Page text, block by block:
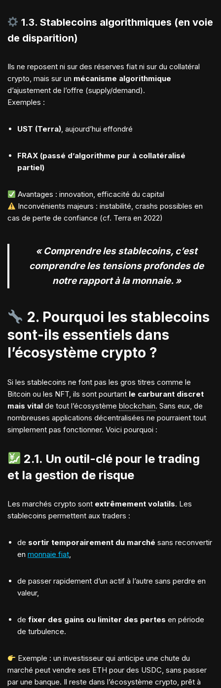
1.3. Stablecoins algorithmiques (en voie
de disparition)
Ils ne reposent ni sur des réserves fiat ni sur du collatéral
crypto, mais sur un mécanisme algorithmique
d’ajustement de l’offre (supply/demand).
Exemples :
UST (Terra), aujourd’hui effondré
FRAX (passé d’algorithme pur à collatéralisé
partiel)
Avantages : innovation, efficacité du capital
Inconvénients majeurs : instabilité, crashs possibles en
cas de perte de confiance (cf. Terra en 2022)
« Comprendre les stablecoins, c’est
comprendre les tensions profondes de
notre rapport à la monnaie. »
2. Pourquoi les stablecoins
sont-ils essentiels dans
l’écosystème crypto ?
Si les stablecoins ne font pas les gros titres comme le
Bitcoin ou les NFT, ils sont pourtant le carburant discret
mais vital de tout l’écosystème blockchain. Sans eux, de
nombreuses applications décentralisées ne pourraient tout
simplement pas fonctionner. Voici pourquoi :
2.1. Un outil-clé pour le trading
et la gestion de risque
Les marchés crypto sont extrêmement volatils. Les
stablecoins permettent aux traders :
de sortir temporairement du marché sans reconvertir
en monnaie fiat,
de passer rapidement d’un actif à l’autre sans perdre en
valeur,
de fixer des gains ou limiter des pertes en période
de turbulence.
Exemple : un investisseur qui anticipe une chute du
marché peut vendre ses ETH pour des USDC, sans passer
par une banque. Il reste dans l’écosystème crypto, prêt à